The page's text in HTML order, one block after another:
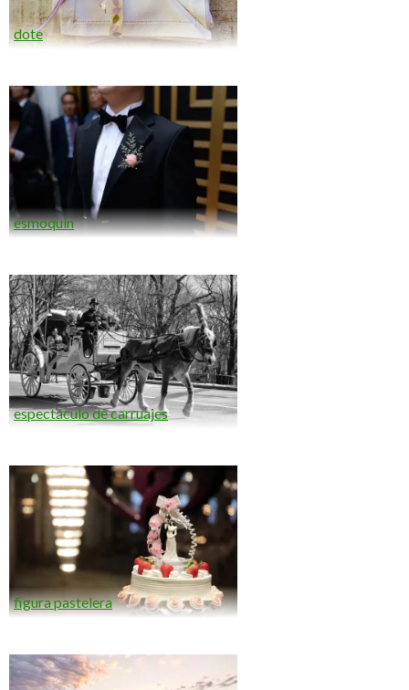
dote
esmoquin
espectáculo de carruajes
figura pastelera